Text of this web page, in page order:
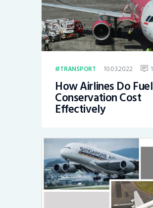
TRANSPORT 10.03.2022 1
How Airlines Do Fuel
Conservation Cost
Effectively